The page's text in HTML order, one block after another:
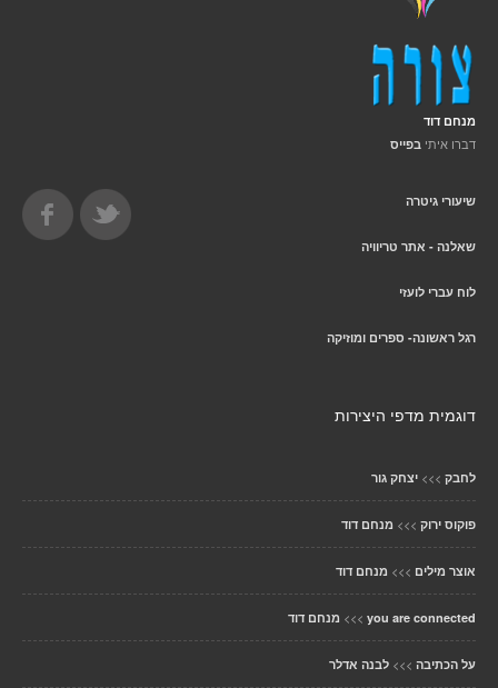
מנחם דוד
דברו איתי בפייס
שיעורי גיטרה
שאלנה - אתר טריוויה
לוח עברי לועזי
רגל ראשונה- ספרים ומוזיקה
דוגמית מדפי היצירות
לחבק >>> יצחק גור
פוקוס ירוק >>> מנחם דוד
אוצר מילים >>> מנחם דוד
you are connected
>>> מנחם דוד
על הכתיבה >>> לבנה אדלר